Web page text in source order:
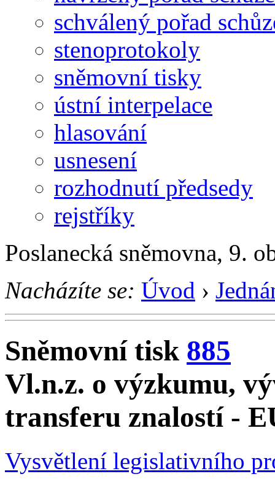
schválený pořad
stenoprotokoly
sněmovní tisky
ústní interpelace
hlasování
usnesení
rozhodnutí předsedy
rejstříky
Poslanecká sněmovna, 9.
Nacházíte se: Úvod ›
Sněmovní tisk 885
Vl.n.z. o výzkumu,
transferu znalostí -
Vysvětlení legislativního